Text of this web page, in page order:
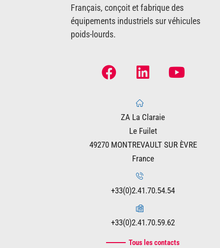
Français, conçoit et fabrique des
équipements industriels sur véhicules
poids-lourds.
ZA La Claraie
Le Fuilet
49270 MONTREVAULT SUR ÈVRE
France
+33(0)2.41.70.54.54
+33(0)2.41.70.59.62
Tous les contacts